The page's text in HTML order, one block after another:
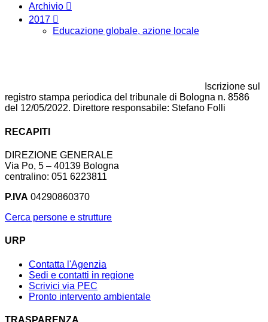
Archivio
2017
Educazione globale, azione locale
Iscrizione sul
registro stampa periodica del tribunale di Bologna n. 8586
del 12/05/2022. Direttore responsabile: Stefano Folli
RECAPITI
DIREZIONE GENERALE
Via Po, 5 – 40139 Bologna
centralino: 051 6223811
P.IVA 04290860370
Cerca persone e strutture
URP
Contatta l'Agenzia
Sedi e contatti in regione
Scrivici via PEC
Pronto intervento ambientale
TRASPARENZA